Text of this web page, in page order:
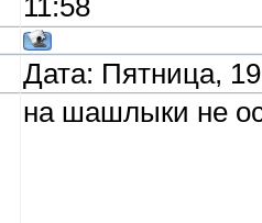
11:58
Дата: Пятница,
на шашлыки не